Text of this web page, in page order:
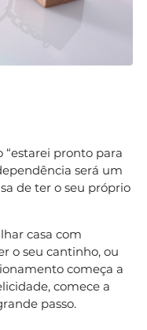
“estarei pronto para
será um
de ter o seu próprio
casa com
o seu cantinho, ou
começa a
comece a
passo.